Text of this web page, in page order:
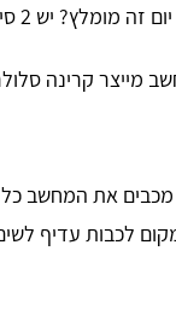
יש 2 סיבות לכך:
מייצר קרינה
את המחשב כל
לכבות עדיף